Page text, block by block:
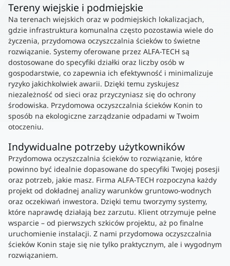
Tereny wiejskie i podmiejskie
Na terenach wiejskich oraz w podmiejskich lokalizacjach,
gdzie infrastruktura komunalna często pozostawia wiele do
życzenia, przydomowa oczyszczalnia ścieków to świetne
rozwiązanie. Systemy oferowane przez ALFA-TECH są
dostosowane do specyfiki działki oraz liczby osób w
gospodarstwie, co zapewnia ich efektywność i minimalizuje
ryzyko jakichkolwiek awarii. Dzięki temu zyskujesz
niezależność od sieci oraz przyczyniasz się do ochrony
środowiska. Przydomowa oczyszczalnia ścieków Konin to
sposób na ekologiczne zarządzanie odpadami w Twoim
otoczeniu.
Indywidualne potrzeby użytkowników
Przydomowa oczyszczalnia ścieków to rozwiązanie, które
powinno być idealnie dopasowane do specyfiki Twojej posesji
oraz potrzeb, jakie masz. Firma ALFA-TECH rozpoczyna każdy
projekt od dokładnej analizy warunków gruntowo-wodnych
oraz oczekiwań inwestora. Dzięki temu tworzymy systemy,
które naprawdę działają bez zarzutu. Klient otrzymuje pełne
wsparcie – od pierwszych szkiców projektu, aż po finalne
uruchomienie instalacji. Z nami przydomowa oczyszczalnia
ścieków Konin staje się nie tylko praktycznym, ale i wygodnym
rozwiązaniem.